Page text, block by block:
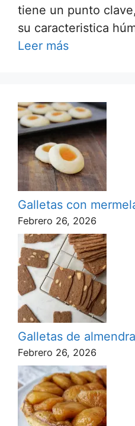
tiene un punto
su caracteristica
Leer más
Galletas con
Febrero 26, 2026
Galletas de
Febrero 26, 2026